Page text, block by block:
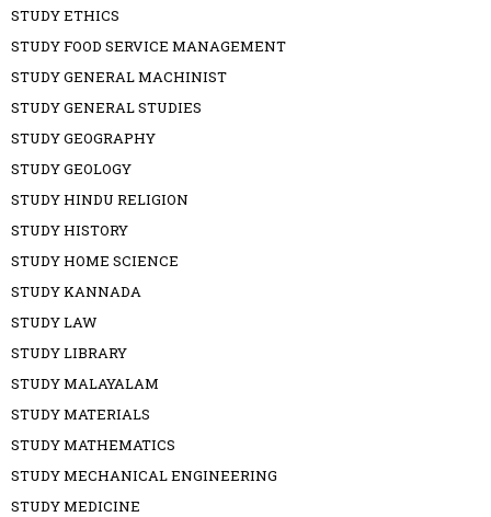
STUDY ETHICS
STUDY FOOD SERVICE MANAGEMENT
STUDY GENERAL MACHINIST
STUDY GENERAL STUDIES
STUDY GEOGRAPHY
STUDY GEOLOGY
STUDY HINDU RELIGION
STUDY HISTORY
STUDY HOME SCIENCE
STUDY KANNADA
STUDY LAW
STUDY LIBRARY
STUDY MALAYALAM
STUDY MATERIALS
STUDY MATHEMATICS
STUDY MECHANICAL ENGINEERING
STUDY MEDICINE